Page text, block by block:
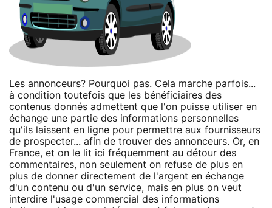
Les annonceurs? Pourquoi pas. Cela marche parfois...
à condition toutefois que les bénéficiaires des
contenus donnés admettent que l'on puisse utiliser en
échange une partie des informations personnelles
qu'ils laissent en ligne pour permettre aux fournisseurs
de prospecter... afin de trouver des annonceurs. Or, en
France, et on le lit ici fréquemment au détour des
commentaires, non seulement on refuse de plus en
plus de donner directement de l'argent en échange
d'un contenu ou d'un service, mais en plus on veut
interdire l'usage commercial des informations